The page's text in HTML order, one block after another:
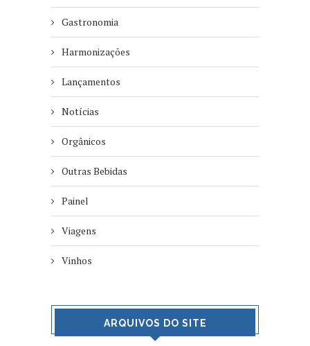
Gastronomia
Harmonizações
Lançamentos
Notícias
Orgânicos
Outras Bebidas
Painel
Viagens
Vinhos
ARQUIVOS DO SITE